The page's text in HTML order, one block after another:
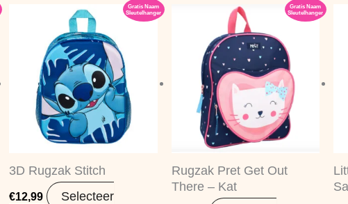
Gratis Naam
Sleutelhanger
3D Rugzak Stitch
€12,99
Selecteer
Gratis Naam
Sleutelhanger
Rugzak Pret Get Out
There – Kat